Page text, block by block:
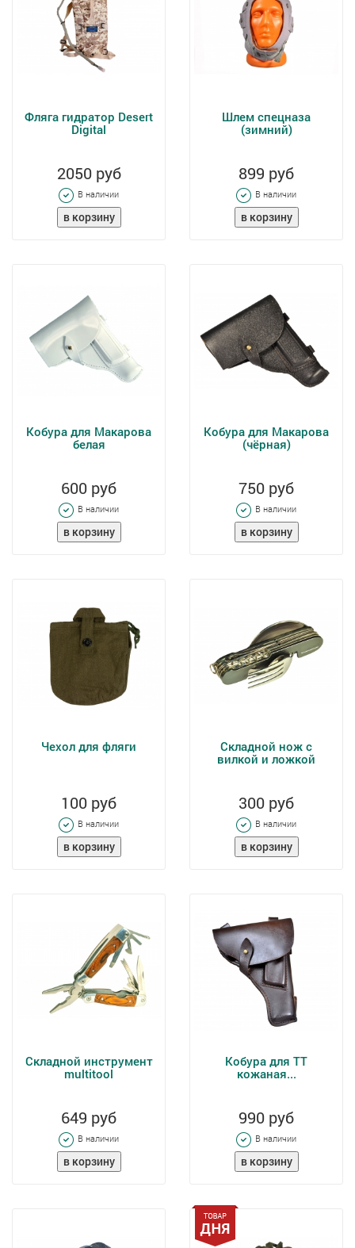
Фляга гидратор Desert
Digital
2050 руб
В наличии
Шлем спецназа
(зимний)
899 руб
В наличии
Кобура для Макарова
белая
600 руб
В наличии
Кобура для Макарова
(чёрная)
750 руб
В наличии
Чехол для фляги
100 руб
В наличии
Складной нож с
вилкой и ложкой
300 руб
В наличии
Складной инструмент
multitool
649 руб
В наличии
Кобура для ТТ
кожаная...
990 руб
В наличии